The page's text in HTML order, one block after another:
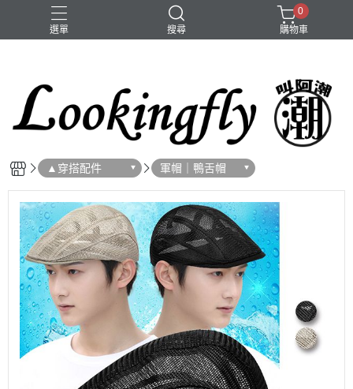
選單 搜尋
大頭圍 手鍊 項鍊
0
購物車
▲穿搭配件 軍帽｜鴨舌帽